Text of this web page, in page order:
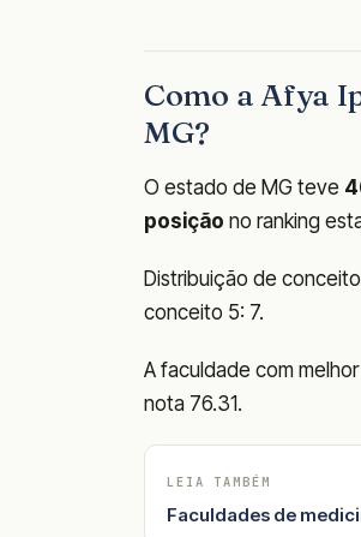
Como a Afya
MG?
O estado de MG teve
posição no ranking
Distribuição de
conceito 5: 7.
A faculdade com melhor
nota 76.31.
LEIA TAMBÉM
Faculdades de